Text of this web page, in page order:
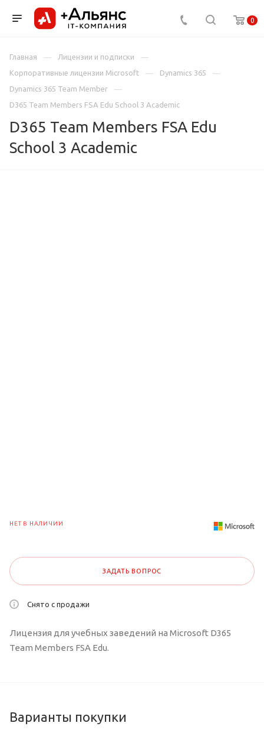
0
Главная
Лицензии и подписки
Корпоративные лицензии Microsoft
Dynamics 365
Dynamics 365 Team Member
D365 Team Members FSA Edu School 3 Academic
D365 Team Members FSA Edu
School 3 Academic
НЕТ В НАЛИЧИИ
ЗАДАТЬ ВОПРОС
Снято с продажи
Лицензия для учебных заведений на Microsoft D365
Team Members FSA Edu.
Варианты покупки